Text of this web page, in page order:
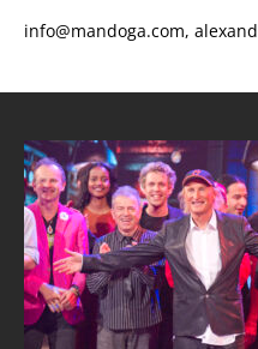
info@mandoga.com,